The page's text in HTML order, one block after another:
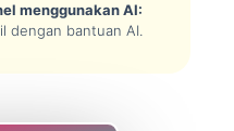
menggunakan AI:
dengan bantuan AI.